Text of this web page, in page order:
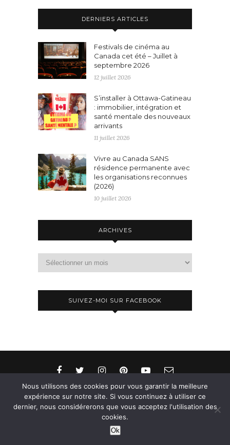
DERNIERS ARTICLES
Festivals de cinéma au
Canada cet été – Juillet à
septembre 2026
12 juillet 2026
S’installer à Ottawa-Gatineau
: immobilier, intégration et
santé mentale des nouveaux
arrivants
11 juillet 2026
Vivre au Canada SANS
résidence permanente avec
les organisations reconnues
(2026)
10 juillet 2026
ARCHIVES
SUIVEZ-MOI SUR FACEBOOK
© 2015-2026 - Aylee. All Rights Reserved. Designed
& Developed bySoloPine.com
Nous utilisons des cookies pour vous garantir la meilleure
expérience sur notre site. Si vous continuez à utiliser ce
dernier, nous considérerons que vous acceptez l'utilisation des
cookies.
Ok